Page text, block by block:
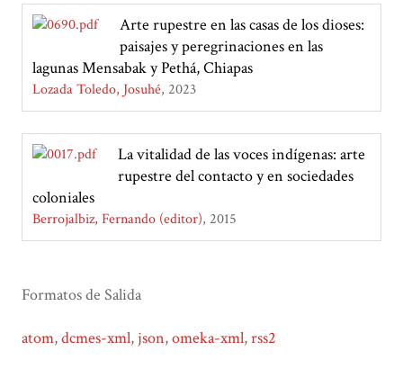
Arte rupestre en las casas de los dioses:
paisajes y peregrinaciones en las
lagunas Mensabak y Pethá, Chiapas
Lozada Toledo, Josuhé 2023
La vitalidad de las voces indígenas: arte
rupestre del contacto y en sociedades
coloniales
Berrojalbiz, Fernando (editor) 2015
Formatos de Salida
atom,dcmes-xml, json,omeka-xml,rss2